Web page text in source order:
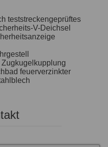
teststreckengeprüftes
V-Deichsel
Zugkugelkupplung
feuerverzinkter